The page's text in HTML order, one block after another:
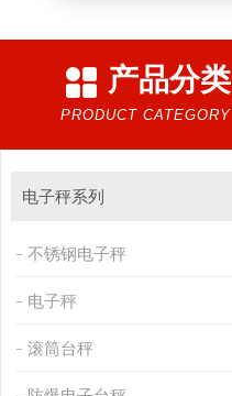
产品分类
PRODUCT CATEGORY
电子秤系列
不锈钢电子秤
电子秤
滚筒台秤